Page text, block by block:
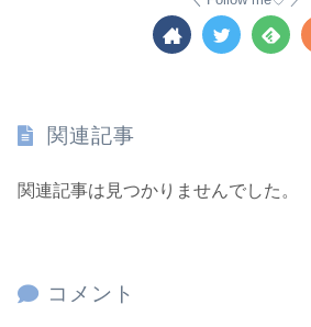
関連記事
関連記事は見つかりませんでした。
コメント